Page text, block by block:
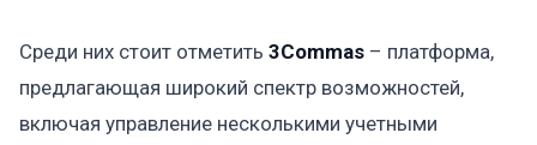
Среди них стоит отметить 3Commas – платформа,
предлагающая широкий спектр возможностей,
включая управление несколькими учетными